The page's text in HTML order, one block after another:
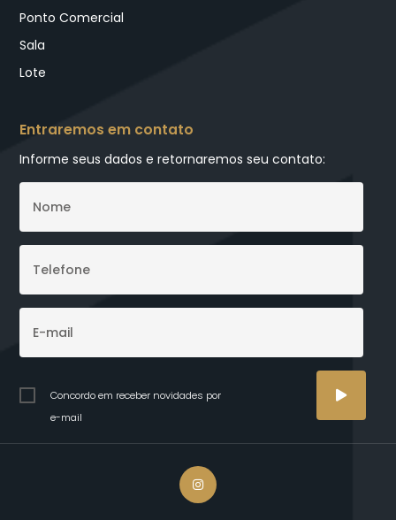
Ponto Comercial
Sala
Lote
Entraremos em contato
Informe seus dados e retornaremos seu contato:
Concordo em receber novidades por
e-mail